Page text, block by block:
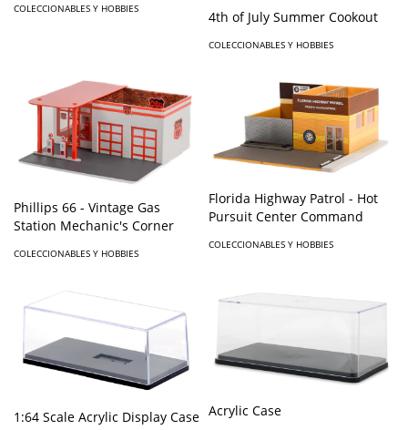
COLECCIONABLES Y HOBBIES 4th of July Summer Cookout
COLECCIONABLES Y HOBBIES
Phillips 66 - Vintage Gas
Station Mechanic's Corner
COLECCIONABLES Y HOBBIES
Florida Highway Patrol - Hot
Pursuit Center Command
COLECCIONABLES Y HOBBIES
1:64 Scale Acrylic Display Case Acrylic Case